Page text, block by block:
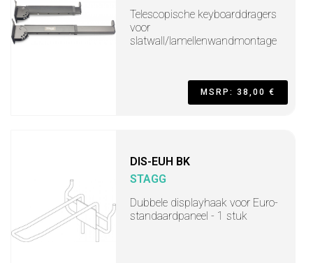
Telescopische keyboarddragers
voor
slatwall/lamellenwandmontage
MSRP: 38,00 €
DIS-EUH BK
STAGG
Dubbele displayhaak voor Euro-
standaardpaneel - 1 stuk